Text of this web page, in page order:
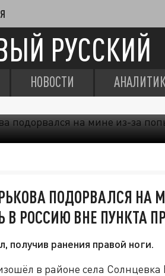
РУССКИЙ
НОВОСТИ
ПОДОРВАЛСЯ НА
В РОССИЮ ВНЕ ПУНКТА
получив ранения правой ноги.
в районе села Солнцевка